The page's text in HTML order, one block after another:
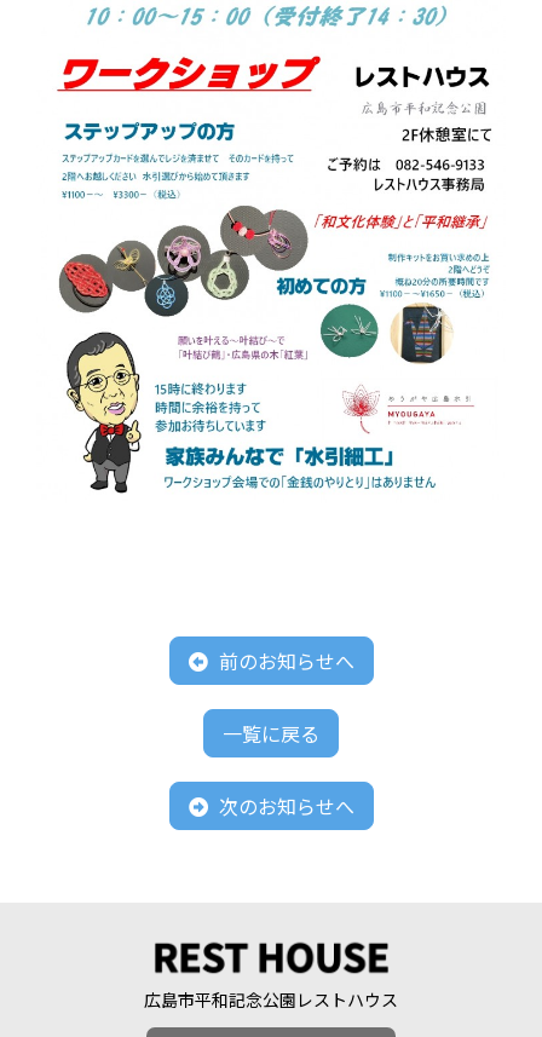
前のお知らせへ
一覧に戻る
次のお知らせへ
広島市平和記念公園レストハウス